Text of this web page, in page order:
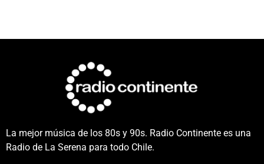
La mejor música de los 80s y 90s. Radio Continente es una
Radio de La Serena para todo Chile.